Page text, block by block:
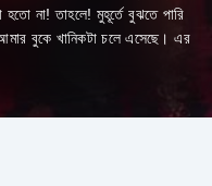
না! তাহলে! মুহূর্তে বুঝতে পারি
বুকে খানিকটা চলে এসেছে। এর